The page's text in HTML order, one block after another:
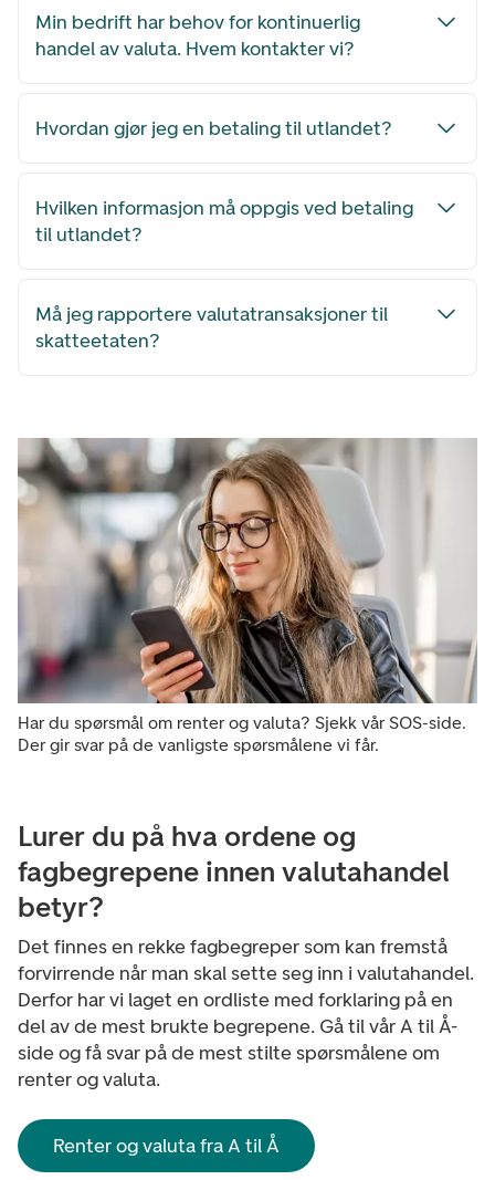
Min bedrift har behov for kontinuerlig
handel av valuta. Hvem kontakter vi?
Hvordan gjør jeg en betaling til utlandet?
Hvilken informasjon må oppgis ved betaling
til utlandet?
Må jeg rapportere valutatransaksjoner til
skatteetaten?
Har du spørsmål om renter og valuta? Sjekk vår SOS-side.
Der gir svar på de vanligste spørsmålene vi får.
Lurer du på hva ordene og
fagbegrepene innen valutahandel
betyr?
Det finnes en rekke fagbegreper som kan fremstå
forvirrende når man skal sette seg inn i valutahandel.
Derfor har vi laget en ordliste med forklaring på en
del av de mest brukte begrepene. Gå til vår A til Å-
side og få svar på de mest stilte spørsmålene om
renter og valuta.
Renter og valuta fra A til Å